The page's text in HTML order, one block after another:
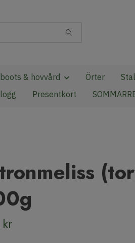
& hovvård Örter
Presentkort